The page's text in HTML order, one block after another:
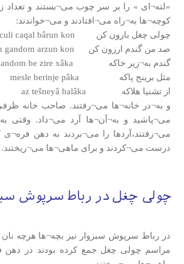
«لته¬ای » را بر سر چوب می¬بستند و تعداد
کوچه¬ها به¬راه می¬افتادند و می¬خواندند:
چولی چغل بارون کن culi caqal bârun kon
صد من گندم ارزون کن sad man gandom arzun kon
گندم به¬زیر خاکه gandom be zire xâka
مثل برینج پاکه mesle berinje pâka
از تشنیا هلاکه az tešneyâ halâka
و به¬در خانه¬ها می¬رفتند. صاحب خانه
می¬پاشید و به¬آن¬ها آرد می¬داد. وقتی
می¬رفتند،آردها را می¬بردند به دهن فره¬ی
درست می¬کردند و برای ماهی¬ها می¬ریختند.
چولی چغل در رباط سرپوش
در رباط سرپوش سبزوار نیز بچه¬ها هرچه
مراسم چولی چغل جمع کرده بودند در دهن